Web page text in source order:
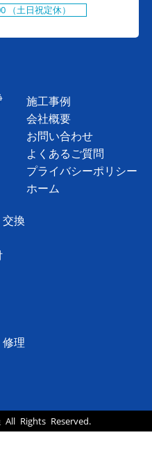
（土日祝定休）
換
理
施工事例
会社概要
お問い合わせ
よくあるご質問
プライバシーポリシー
ホーム
All Rights Reserved.